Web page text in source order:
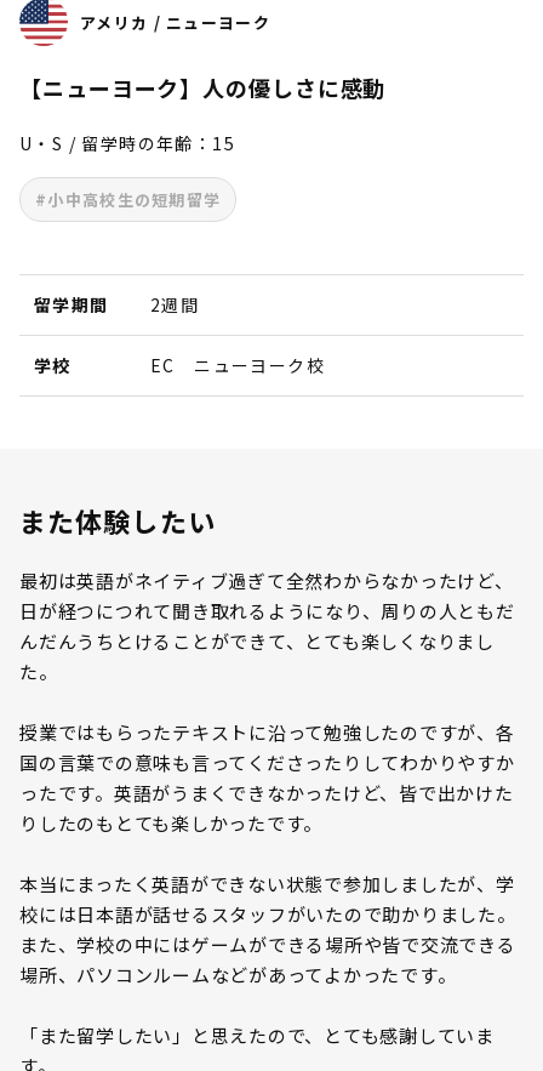
アメリカ / ニューヨーク
【ニューヨーク】人の優しさに感動
U・S / 留学時の年齢：15
#小中高校生の短期留学
留学期間 2週間
学校 EC ニューヨーク校
また体験したい
最初は英語がネイティブ過ぎて全然わからなかったけど、
日が経つにつれて聞き取れるようになり、周りの人ともだ
んだんうちとけることができて、とても楽しくなりまし
た。
授業ではもらったテキストに沿って勉強したのですが、各
国の言葉での意味も言ってくださったりしてわかりやすか
ったです。英語がうまくできなかったけど、皆で出かけた
りしたのもとても楽しかったです。
本当にまったく英語ができない状態で参加しましたが、学
校には日本語が話せるスタッフがいたので助かりました。
また、学校の中にはゲームができる場所や皆で交流できる
場所、パソコンルームなどがあってよかったです。
「また留学したい」と思えたので、とても感謝していま
す。